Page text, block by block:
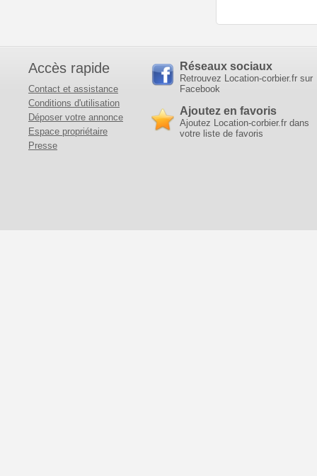
Accès rapide
Contact et assistance
Conditions d'utilisation
Déposer votre annonce
Espace propriétaire
Presse
Réseaux sociaux
Retrouvez Location-corbier.fr sur
Facebook
Ajoutez en favoris
Ajoutez Location-corbier.fr dans
votre liste de favoris